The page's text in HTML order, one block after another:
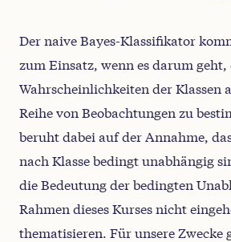
Der naive Bayes-Klassifikator
zum Einsatz, wenn es darum geht,
Wahrscheinlichkeiten der Klassen
Reihe von Beobachtungen zu
beruht dabei auf der Annahme,
nach Klasse bedingt unabhängig
die Bedeutung der bedingten
Rahmen dieses Kurses nicht
thematisieren. Für unsere Zwecke